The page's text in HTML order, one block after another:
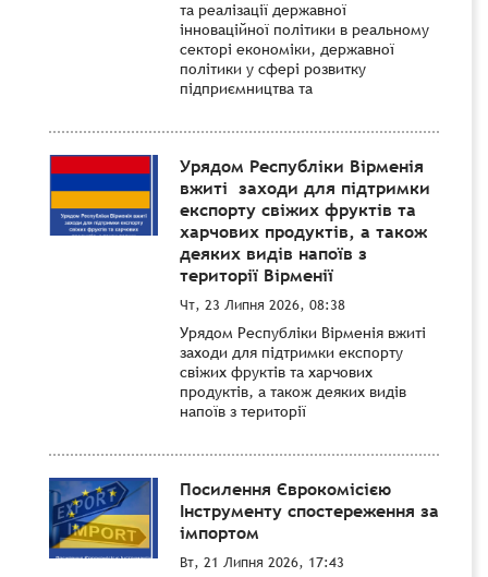
та реалізації державної
інноваційної політики в реальному
секторі економіки, державної
політики у сфері розвитку
підприємництва та
Урядом Республіки Вірменія
вжиті заходи для підтримки
експорту свіжих фруктів та
харчових продуктів, а також
деяких видів напоїв з
території Вірменії
Чт, 23 Липня 2026, 08:38
Урядом Республіки Вірменія вжиті
заходи для підтримки експорту
свіжих фруктів та харчових
продуктів, а також деяких видів
напоїв з території
Посилення Єврокомісією
Інструменту спостереження за
імпортом
Вт, 21 Липня 2026, 17:43